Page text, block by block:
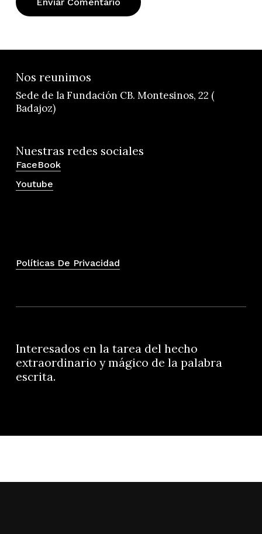
Nos reunimos
Sede de la Fundación CB. Montesinos, 22 (
Badajoz)
Nuestras redes sociales
FaceBook
Youtube
Políticas De Privacidad
Interesados en la tarea del hecho
extraordinario y mágico de la palabra
escrita.